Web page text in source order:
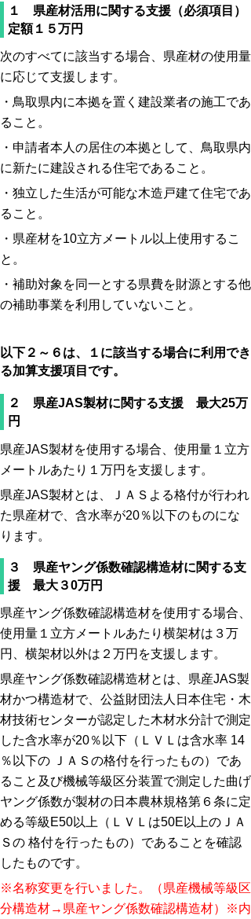
１ 県産材活用に関する支援（必須項目）
定額１５万円
次のすべてに該当する場合、県産材の使用量
に応じて支援します。
・鳥取県内に本拠を置く建設業者の施工であ
ること。
・申請者本人の居住の本拠として、鳥取県内
に新たに建設される住宅であること。
・独立した生活が可能な木造戸建て住宅であ
ること。
・県産材を10立方メートル以上使用するこ
と。
・補助対象を同一とする県費を財源とする他
の補助事業を利用していないこと。
以下２～６は、１に該当する場合に利用でき
る加算支援項目です。
２ 県産JAS製材に関する支援 最大25万
円
県産JAS製材を使用する場合、使用量１立方
メートルあたり１万円を支援します。
県産JAS製材とは、ＪＡＳよる格付が行われ
た県産材で、含水率が20％以下のものにな
ります。
３ 県産ヤング係数確認構造材に関する支
援 最大３0万円
県産ヤング係数確認構造材を使用する場合、
使用量１立方メートルあたり横架材は３万
円、横架材以外は２万円を支援します。
県産ヤング係数確認構造材とは、県産JAS製
材かつ構造材で、公益財団法人日本住宅・木
材技術センターが認定した木材水分計で測定
した含水率が20％以下（ＬＶＬは含水率 14
％以下の ＪＡＳの格付を行ったもの）であ
ること及び機械等級区分装置で測定した曲げ
ヤング係数が製材の日本農林規格第６条に定
める等級E50以上（ＬＶＬは50E以上のＪＡ
Ｓの 格付を行ったもの）であることを確認
したものです。
※名称変更を行いました。（県産機械等級区
分構造材→県産ヤング係数確認構造材）※内